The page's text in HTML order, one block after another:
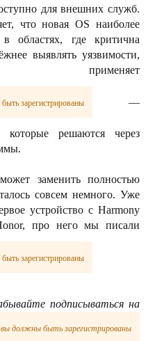
для внешних служб.
что новая OS наиболее
областях, где критична
выявлять уязвимости,
зарегистрированы —
которые решаются через
заменить полностью
совсем немного. Уже
устройство с Harmony
про него мы писали
зарегистрированы
подписываться на
должны быть зарегистрированы